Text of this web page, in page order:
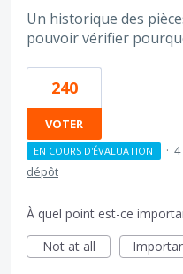
Un historique des
pouvoir vérifier
240
VOTER
EN COURS D'ÉVALUATION ·
dépôt
À quel point est-ce
Not at all